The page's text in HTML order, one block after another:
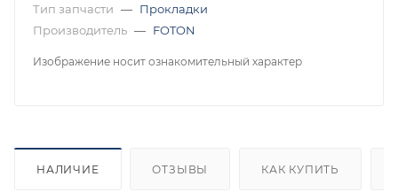
Тип запчасти — Прокладки
Производитель — FOTON
Изображение носит ознакомительный характер
НАЛИЧИЕ ОТЗЫВЫ КАК КУПИТЬ